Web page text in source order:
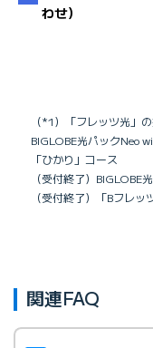
わせ）
こちら
・
（*1）「フレッツ光」
BIGLOBE光パックNeo
「ひかり」コース
（受付終了）BIGLOBE
（受付終了）「Bフレッ
関連FAQ